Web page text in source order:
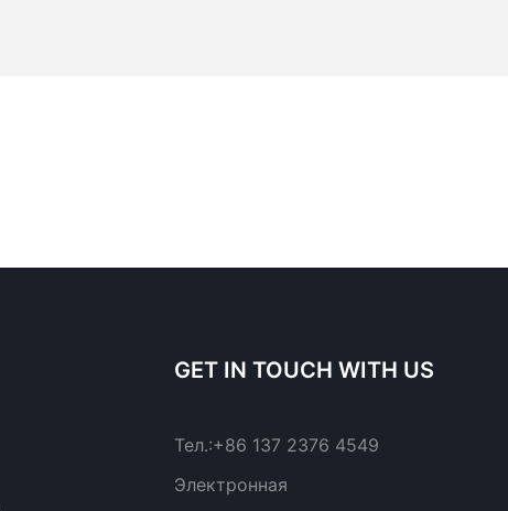
GET IN TOUCH WITH US
Тел.:+86 137 2376 4549
Электронная